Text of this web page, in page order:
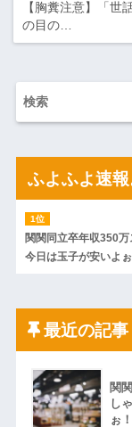
【胸糞注意】「世
の目の…
ふよふよ速
関関同立卒年収350
今日は玉子が安いよぉ
最近の記事
関
し
ぉ